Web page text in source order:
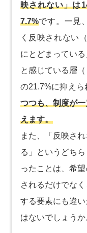
映されない」は
7.7%です。一見
く反映されない
にとどまってい
と感じている層
の21.7%に抑えら
つつも、制度が
えます。
また、「反映さ
る」というどち
ったことは、希
されるだけでな
する要素にも違
はないでしょうか